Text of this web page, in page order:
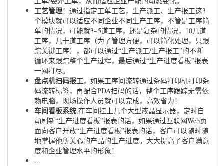
工艺管理！通过指定工单工艺，生产派工、生产报工这3
个模块就可以适应不同企业不同生产工序，不管是工序简
单的情况，可能就3~5道工序，还是复杂的情况，10几道
工序，几十道工序（为了管理方便，可以简化处理，只跟
踪关键工序），都可以通过“生产派工/生产报工”的不断
循环来跟踪整个生产过程，最后通过“生产进度看板”报表
一网打尽。
盘点机扫码报工，如果工序间流转通过条码打印机打印条
码流转标签，再配合PDA扫码的话，整个工序跟踪无需依
赖电脑，现场操作人员就可以完成，高效省力！
车间看板系统,在车间挂上几个大型液晶显示器，定时自
动刷新“生产进度看板”报表的话，如果通过互联网Web页
面向客户开放“生产进度看板”报表的话，客户可以随时随
地掌握他所关心的产品的生产进度。大大提高了客户满意
度和企业管理水平的形象！
...